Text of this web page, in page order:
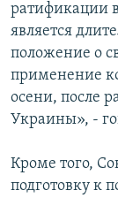
ратификации
является
положение о
применение
осени, после
Украины», -
Кроме того,
подготовку к